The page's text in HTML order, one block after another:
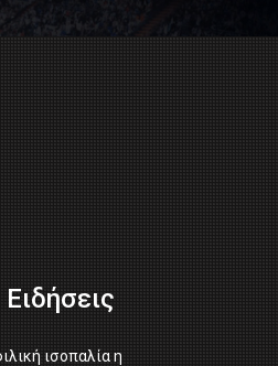
ισοπαλία η